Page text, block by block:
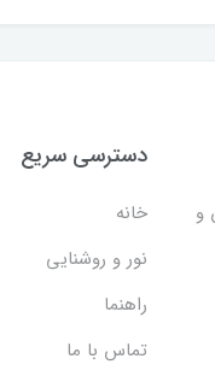
و
دسترسی سریع
خانه
نور و روشنایی
راهنما
تماس با ما